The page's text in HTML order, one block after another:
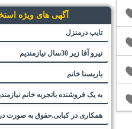
آگهی های ویژه
تایپ درمنزل
نیرو آقا زیر 30سال نیازمندیم
باریسنا خانم
به یک فروشنده باتجربه خانم
همکاری در کبابی.حقوق به صورت